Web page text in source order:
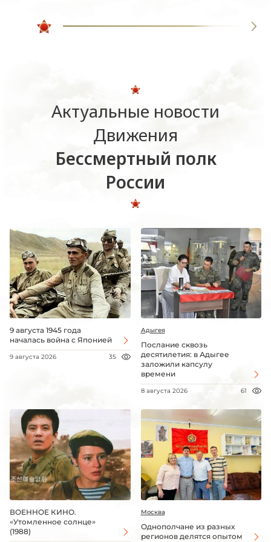
Актуальные новости
Движения
Бессмертный полк
России
9 августа 1945 года
началась война с Японией
9 августа 2026 35
Адыгея
Послание сквозь
десятилетия: в Адыгее
заложили капсулу
времени
8 августа 2026 61
ВОЕННОЕ КИНО.
«Утомленное солнце»
(1988)
Москва
Однополчане из разных
регионов делятся опытом